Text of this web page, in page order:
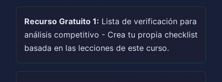
Recurso Gratuito 1: Lista de verificación para
análisis competitivo - Crea tu propia checklist
basada en las lecciones de este curso.